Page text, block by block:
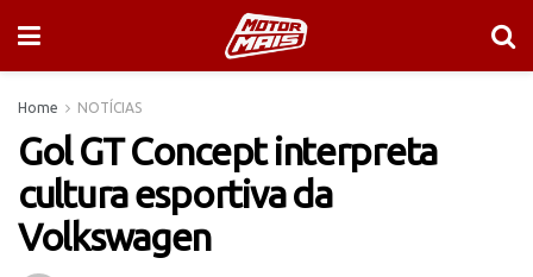
Home NOTÍCIAS
Gol GT Concept interpreta
cultura esportiva da
Volkswagen